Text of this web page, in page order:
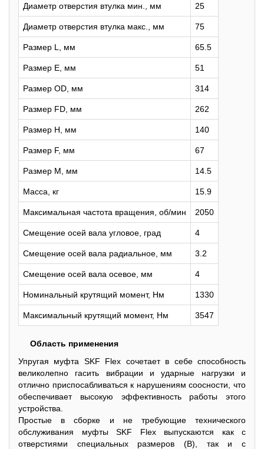
Диаметр отверстия втулка мин., мм 25
Диаметр отверстия втулка макс., мм 75
Размер L, мм 65.5
Размер E, мм 51
Размер OD, мм 314
Размер FD, мм 262
Размер H, мм 140
Размер F, мм 67
Размер M, мм 14.5
Масса, кг 15.9
Максимальная частота вращения, об/мин 2050
Смещение осей вала угловое, град 4
Смещение осей вала радиальное, мм 3.2
Смещение осей вала осевое, мм 4
Номинальный крутящий момент, Нм 1330
Максимальный крутящий момент, Нм 3547
Область применения
Упругая муфта SKF Flex сочетает в себе способность
великолепно гасить вибрации и ударные нагрузки и
отлично приспосабливаться к нарушениям соосности, что
обеспечивает высокую эффективность работы этого
устройства.
Простые в сборке и не требующие технического
обслуживания муфты SKF Flex выпускаются как с
отверстиями специальных размеров (B), так и с